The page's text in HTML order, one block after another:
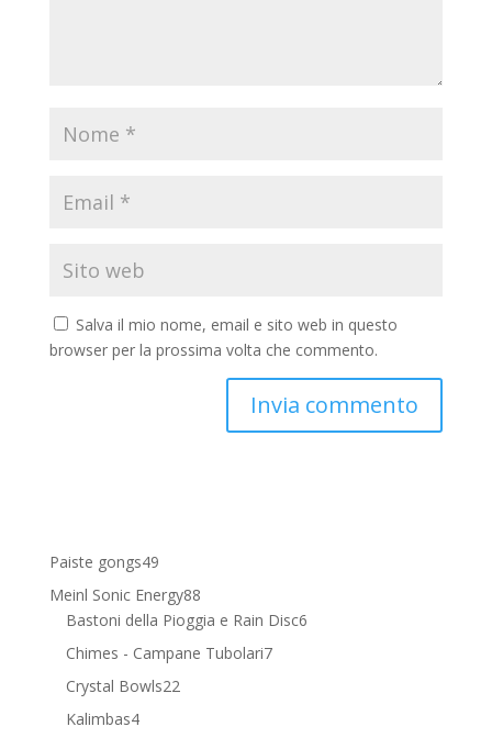
Salva il mio nome, email e sito web in questo
browser per la prossima volta che commento.
Paiste gongs4949
prodotti
Meinl Sonic Energy8888
prodotti
Bastoni della Pioggia e Rain Disc66
Chimes - Campane Tubolari77
Crystal Bowls2222
Kalimbas44